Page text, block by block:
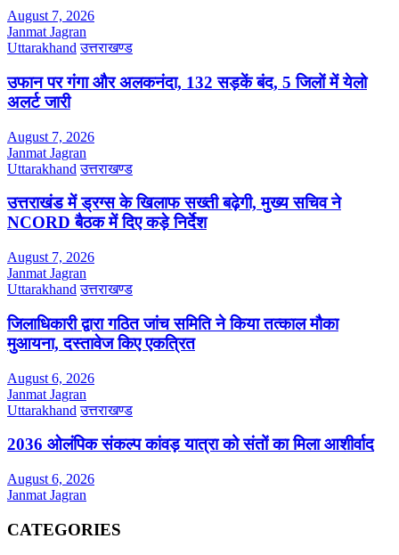
August 7, 2026
Janmat Jagran
Uttarakhand उत्तराखण्ड
उफान पर गंगा और अलकनंदा, 132 सड़कें बंद, 5 जिलों में येलो
अलर्ट जारी
August 7, 2026
Janmat Jagran
Uttarakhand उत्तराखण्ड
उत्तराखंड में ड्रग्स के खिलाफ सख्ती बढ़ेगी, मुख्य सचिव ने
NCORD बैठक में दिए कड़े निर्देश
August 7, 2026
Janmat Jagran
Uttarakhand उत्तराखण्ड
जिलाधिकारी द्वारा गठित जांच समिति ने किया तत्काल मौका
मुआयना, दस्तावेज किए एकत्रित
August 6, 2026
Janmat Jagran
Uttarakhand उत्तराखण्ड
2036 ओलंपिक संकल्प कांवड़ यात्रा को संतों का मिला आशीर्वाद
August 6, 2026
Janmat Jagran
CATEGORIES